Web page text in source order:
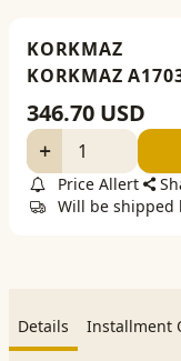
KORKMAZ
KORKMAZ
346.70 USD
Price Allert
Will be shipped
Details Installment